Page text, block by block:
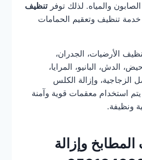
والمياه. لذلك توفر تنظيف
خدمة تنظيف وتعقيم الحمامات
الأرضيات، الجدران،
الدش، البانيو، المرايا،
الزجاجية، وإزالة الكلس
استخدام معقمات قوية وآمنة
ونظيفة.
وإزالة